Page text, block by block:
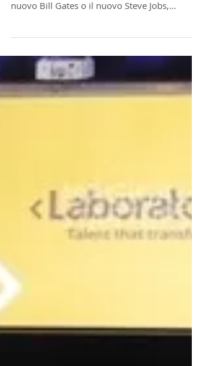
Riprogrammare il mondo IT
Riprogrammare il mondo IT LABORATORIA
Santiago| Chile Molti vorrebbero essere il
nuovo Bill Gates o il nuovo Steve Jobs,
partendo dal...